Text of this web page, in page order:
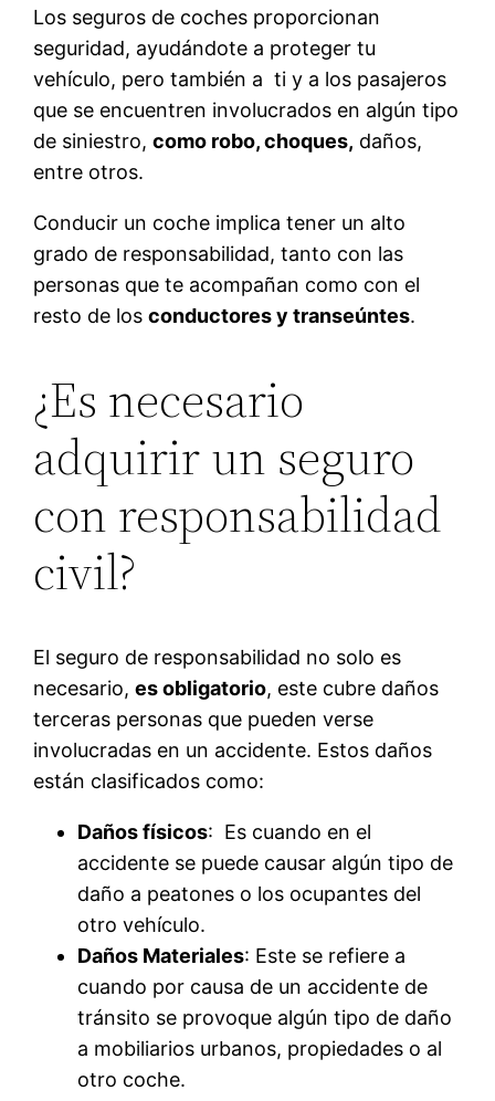
Los seguros de coches proporcionan
seguridad, ayudándote a proteger tu
vehículo, pero también a ti y a los pasajeros
que se encuentren involucrados en algún tipo
de siniestro,como robo, choques, daños,
entre otros.
Conducir un coche implica tener un alto
grado de responsabilidad, tanto con las
personas que te acompañan como con el
resto de losconductores y transeúntes.
¿Es necesario
adquirir un seguro
con responsabilidad
civil?
El seguro de responsabilidad no solo es
necesario,es obligatorio, este cubre daños
terceras personas que pueden verse
involucradas en un accidente. Estos daños
están clasificados como:
Daños físicos: Es cuando en el
accidente se puede causar algún tipo de
daño a peatones o los ocupantes del
otro vehículo.
Daños Materiales: Este se refiere a
cuando por causa de un accidente de
tránsito se provoque algún tipo de daño
a mobiliarios urbanos, propiedades o al
otro coche.